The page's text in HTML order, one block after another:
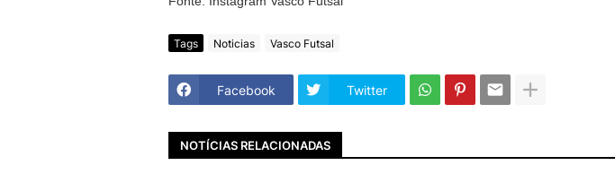
Tags Noticias Vasco Futsal
Facebook Twitter
NOTÍCIAS RELACIONADAS